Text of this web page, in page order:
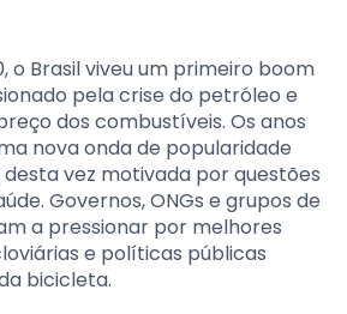
o Brasil viveu um primeiro boom
pela crise do petróleo e
dos combustíveis. Os anos
nova onda de popularidade
vez motivada por questões
Governos, ONGs e grupos de
a pressionar por melhores
e políticas públicas
bicicleta.